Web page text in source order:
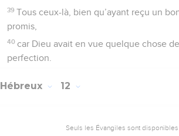
39 Tous ceux-là, bien qu’ayant reçu un
promis,
40 car Dieu avait en vue quelque chose
perfection.
Hébreux 12
Seuls les Évangiles sont